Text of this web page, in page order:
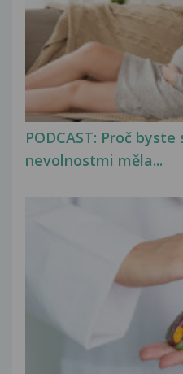
PODCAST: Proč
nevolnostmi měla...